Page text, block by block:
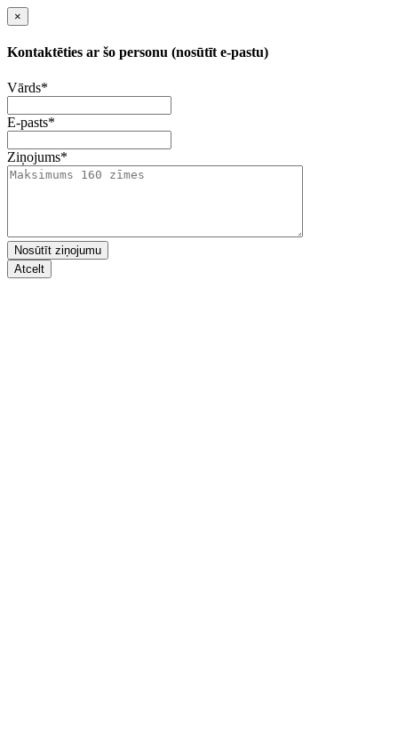
×
Kontaktēties ar šo personu (nosūtīt e-pastu)
Vārds*
E-pasts*
Ziņojums*
Nosūtīt ziņojumu
Atcelt